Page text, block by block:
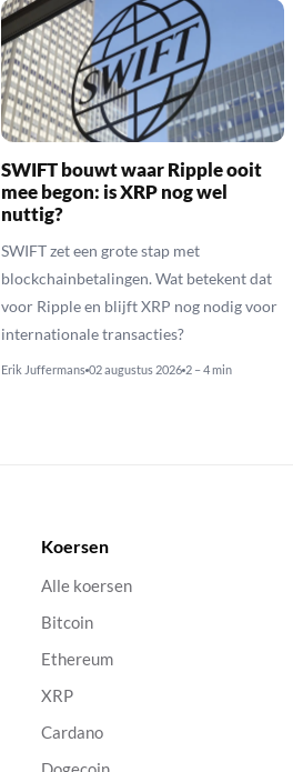
SWIFT bouwt waar Ripple ooit
mee begon: is XRP nog wel
nuttig?
SWIFT zet een grote stap met
blockchainbetalingen. Wat betekent dat
voor Ripple en blijft XRP nog nodig voor
internationale transacties?
Erik Juffermans 02 augustus 2026 2 – 4 min
Koersen
Alle koersen
Bitcoin
Ethereum
XRP
Cardano